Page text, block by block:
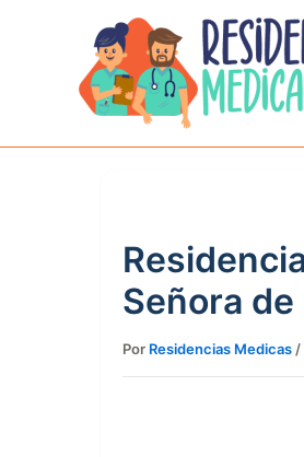
Señora
Por Residencias Medicas /